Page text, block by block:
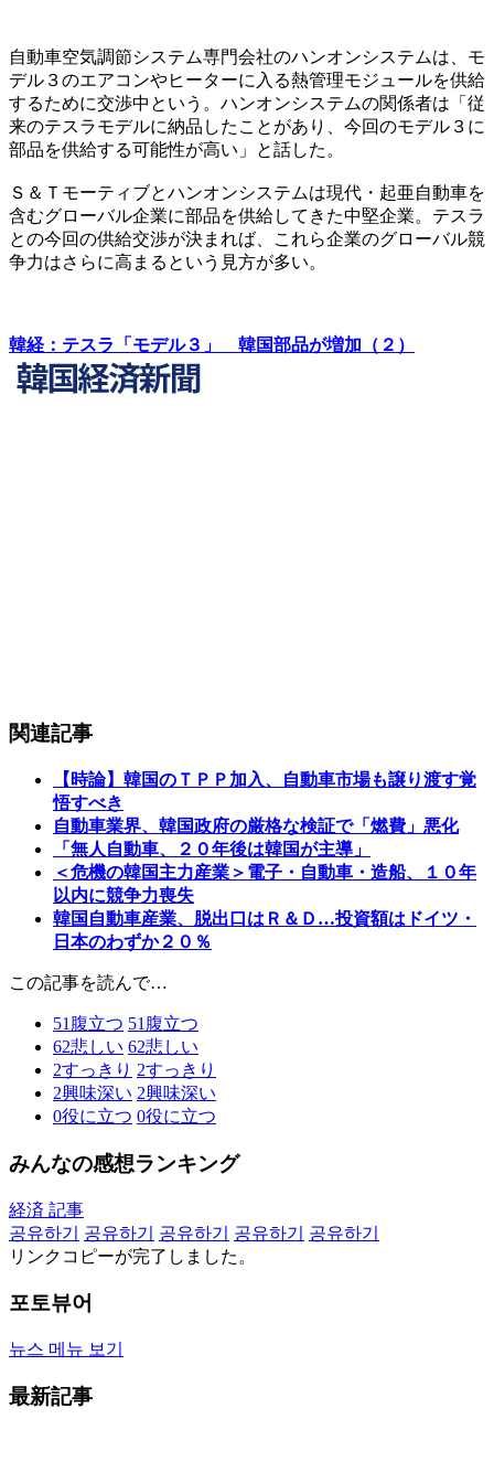
自動車空気調節システム専門会社のハンオンシステムは、モ
デル３のエアコンやヒーターに入る熱管理モジュールを供給
するために交渉中という。ハンオンシステムの関係者は「従
来のテスラモデルに納品したことがあり、今回のモデル３に
部品を供給する可能性が高い」と話した。
Ｓ＆Ｔモーティブとハンオンシステムは現代・起亜自動車を
含むグローバル企業に部品を供給してきた中堅企業。テスラ
との今回の供給交渉が決まれば、これら企業のグローバル競
争力はさらに高まるという見方が多い。
韓経：テスラ「モデル３」 韓国部品が増加（２）
関連記事
【時論】韓国のＴＰＰ加入、自動車市場も譲り渡す覚
悟すべき
自動車業界、韓国政府の厳格な検証で「燃費」悪化
「無人自動車、２０年後は韓国が主導」
＜危機の韓国主力産業＞電子・自動車・造船、１０年
以内に競争力喪失
韓国自動車産業、脱出口はＲ＆Ｄ…投資額はドイツ・
日本のわずか２０％
この記事を読んで…
51 腹立つ 51 腹立つ
62悲しい 62悲しい
2すっきり 2すっきり
2興味深い 2興味深い
0役に立つ 0役に立つ
みんなの感想ランキング
経済 記事
공유하기
공유하기 공유하기 공유하기
공유하기
リンクコピーが完了しました。
포토뷰어
뉴스 메뉴 보기
最新記事